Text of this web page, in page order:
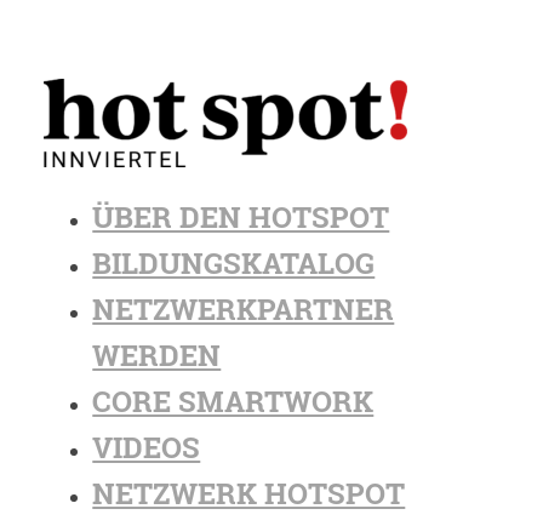
ÜBER DEN HOTSPOT
BILDUNGSKATALOG
NETZWERKPARTNER
WERDEN
CORE SMARTWORK
VIDEOS
NETZWERK HOTSPOT